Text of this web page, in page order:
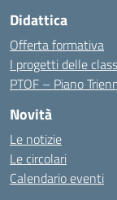
Didattica
Offerta formativa
I progetti delle
PTOF – Piano
Novità
Le notizie
Le circolari
Calendario eventi